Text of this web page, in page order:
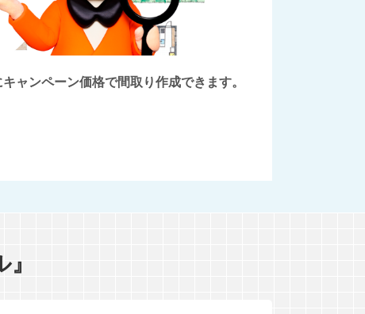
ャンペーン価格で間取り作成できます。